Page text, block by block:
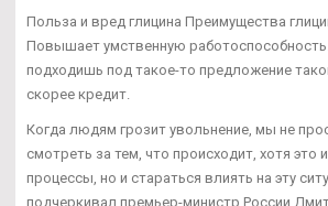
Польза и вред глицина Преимущества
Повышает умственную
подходишь под такое-то предложение
скорее кредит.
Когда людям грозит увольнение, мы не
смотреть за тем, что происходит, хотя это
процессы, но и стараться влиять на эту
подчеркивал премьер-министр России